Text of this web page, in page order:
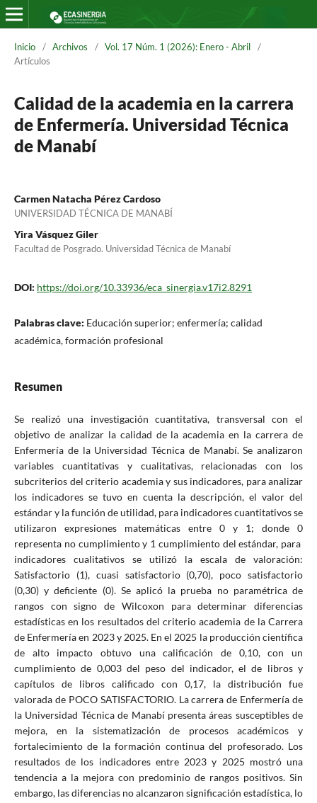
Inicio / Archivos / Vol. 17 Núm. 1 (2026): Enero - Abril
/
Artículos
Calidad de la academia en la carrera
de Enfermería. Universidad Técnica
de Manabí
Carmen Natacha Pérez Cardoso
UNIVERSIDAD TÉCNICA DE MANABÍ
Yira Vásquez Giler
Facultad de Posgrado. Universidad Técnica de Manabí
DOI: https://doi.org/10.33936/eca_sinergia.v17i2.8291
Palabras clave: Educación superior; enfermería; calidad
académica, formación profesional
Resumen
Se realizó una investigación cuantitativa, transversal con el
objetivo de analizar la calidad de la academia en la carrera de
Enfermería de la Universidad Técnica de Manabí. Se analizaron
variables cuantitativas y cualitativas, relacionadas con los
subcriterios del criterio academia y sus indicadores, para analizar
los indicadores se tuvo en cuenta la descripción, el valor del
estándar y la función de utilidad, para indicadores cuantitativos se
utilizaron expresiones matemáticas entre 0 y 1; donde 0
representa no cumplimiento y 1 cumplimiento del estándar, para
indicadores cualitativos se utilizó la escala de valoración:
Satisfactorio (1), cuasi satisfactorio (0,70), poco satisfactorio
(0,30) y deficiente (0). Se aplicó la prueba no paramétrica de
rangos con signo de Wilcoxon para determinar diferencias
estadísticas en los resultados del criterio academia de la Carrera
de Enfermería en 2023 y 2025. En el 2025 la producción científica
de alto impacto obtuvo una calificación de 0,10, con un
cumplimiento de 0,003 del peso del indicador, el de libros y
capítulos de libros calificado con 0,17, la distribución fue
valorada de POCO SATISFACTORIO. La carrera de Enfermería de
la Universidad Técnica de Manabí presenta áreas susceptibles de
mejora, en la sistematización de procesos académicos y
fortalecimiento de la formación continua del profesorado. Los
resultados de los indicadores entre 2023 y 2025 mostró una
tendencia a la mejora con predominio de rangos positivos. Sin
embargo, las diferencias no alcanzaron significación estadística, lo